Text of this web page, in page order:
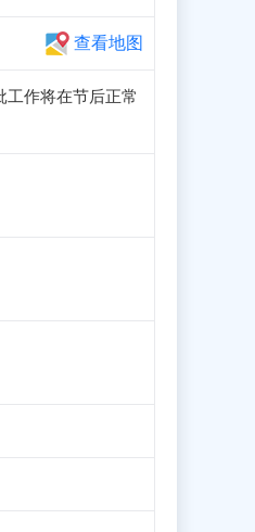
查看地图
工作将在节后正常